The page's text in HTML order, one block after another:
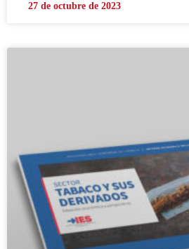
27 de octubre de 2023